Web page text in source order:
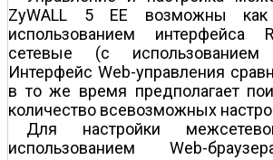
ZyWALL 5 EE возможны
использованием интерфейса
сетевые (с использованием
Интерфейс Web-управления
в то же время предполагает
количество всевозможных
Для настройки
использованием Web-